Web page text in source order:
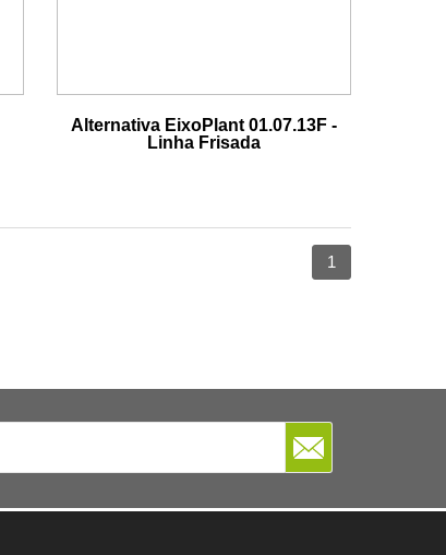
Alternativa EixoPlant 01.07.13F -
Linha Frisada
1